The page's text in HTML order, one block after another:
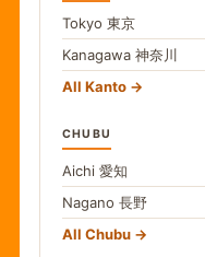
Tokyo 東京
Kanagawa 神奈川
All Kanto
CHUBU
Aichi 愛知
Nagano 長野
All Chubu